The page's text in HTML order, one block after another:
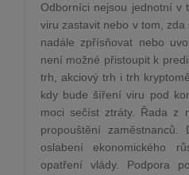
Odborníci nejsou jednotní v
viru zastavit nebo v tom,
nadále zpřísňovat nebo
není možné přistoupit k
trh, akciový trh i trh
kdy bude šíření viru pod
moci sečíst ztráty. Řada z
propouštění
oslabení ekonomického
opatření vlády. Podpora